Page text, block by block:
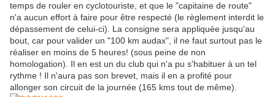
temps de rouler en cyclotouriste, et que le "capitaine de route"
n'a aucun effort à faire pour être respecté (le règlement interdit le
dépassement de celui-ci). La consigne sera appliquée jusqu'au
bout, car pour valider un "100 km audax", il ne faut surtout pas le
réaliser en moins de 5 heures! (sous peine de non
homologation). Il en est un du club qui n'a pu s'habituer à un tel
rythme ! Il n'aura pas son brevet, mais il en a profité pour
allonger son circuit de la journée (165 kms tout de même).